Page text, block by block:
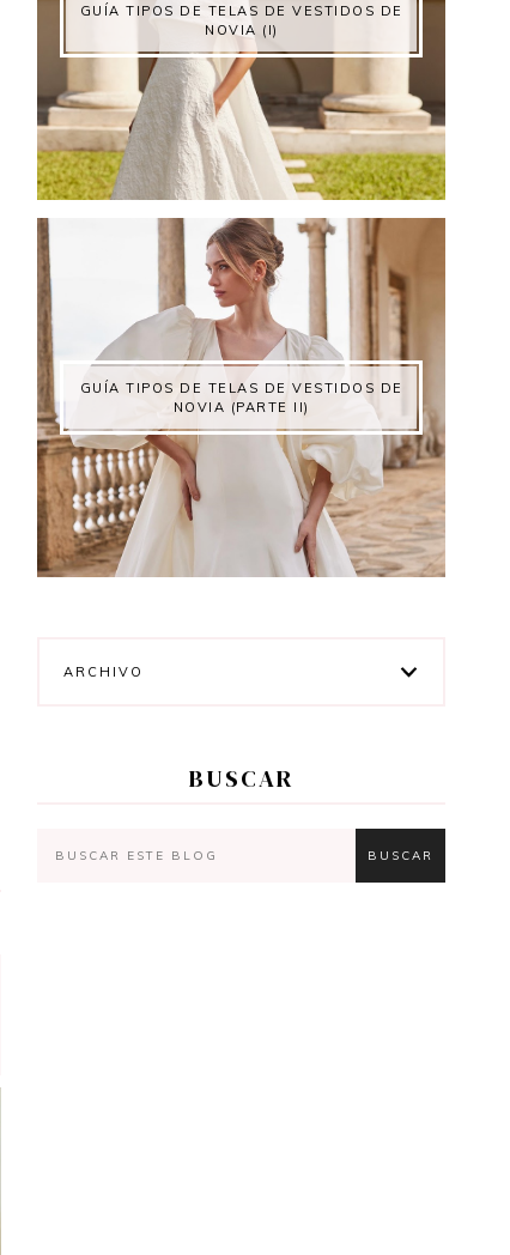
GUÍA TIPOS DE TELAS DE VESTIDOS DE
NOVIA (I)
GUÍA TIPOS DE TELAS DE VESTIDOS DE
NOVIA (PARTE II)
ARCHIVO
BUSCAR